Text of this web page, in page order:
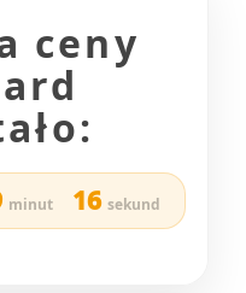
ceny
minut 14 sekund